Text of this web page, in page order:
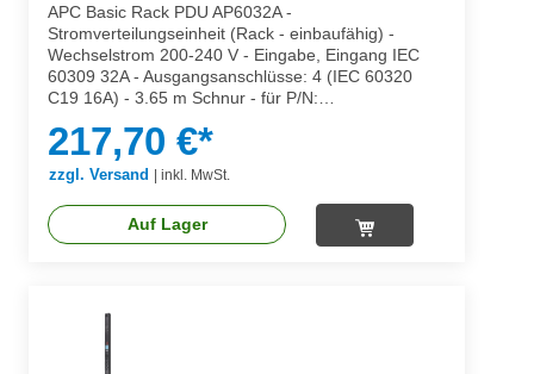
APC Basic Rack PDU AP6032A -
Stromverteilungseinheit (Rack - einbaufähig) -
Wechselstrom 200-240 V - Eingabe, Eingang IEC
60309 32A - Ausgangsanschlüsse: 4 (IEC 60320
C19 16A) - 3.65 m Schnur - für P/N:
SMX3KR2UNCX145, SMX750C, SMX750CNC,
SMX750CUS
217,70 €*
zzgl. Versand inkl. MwSt.
Auf Lager